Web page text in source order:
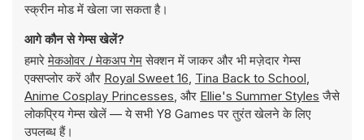
स्क्रीन मोड में खेला जा सकता है।
आगे कौन से गेम्स खेलें?
हमारेमेकओवर / मेकअप गेमसेक्शन में जाकर और भी मज़ेदार गेम्स
एक्सप्लोर करें और Royal Sweet 16, Tina Back to School,
Anime Cosplay Princesses, और Ellie's Summer Styles जैसे
लोकप्रिय गेम्स खेलें — ये सभी Y8 Games पर तुरंत खेलने के लिए
उपलब्ध हैं।